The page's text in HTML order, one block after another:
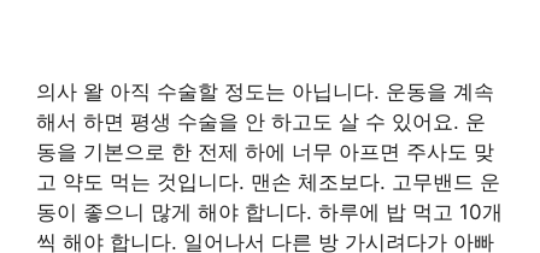
의사 왈 아직 수술할 정도는 아닙니다. 운동을 계속
해서 하면 평생 수술을 안 하고도 살 수 있어요. 운
동을 기본으로 한 전제 하에 너무 아프면 주사도 맞
고 약도 먹는 것입니다. 맨손 체조보다. 고무밴드 운
동이 좋으니 많게 해야 합니다. 하루에 밥 먹고 10개
씩 해야 합니다. 일어나서 다른 방 가시려다가 아빠